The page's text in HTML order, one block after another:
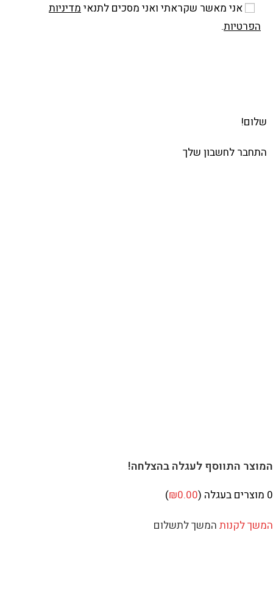
אני מאשר שקראתי ואני מסכים לתנאימדיניות
הפרטיות.
שלום!
התחבר לחשבון שלך
התווסף לעגלה בהצלחה!
מוצרים בעגלה ( ₪0.00
)
לקנות המשך לתשלום